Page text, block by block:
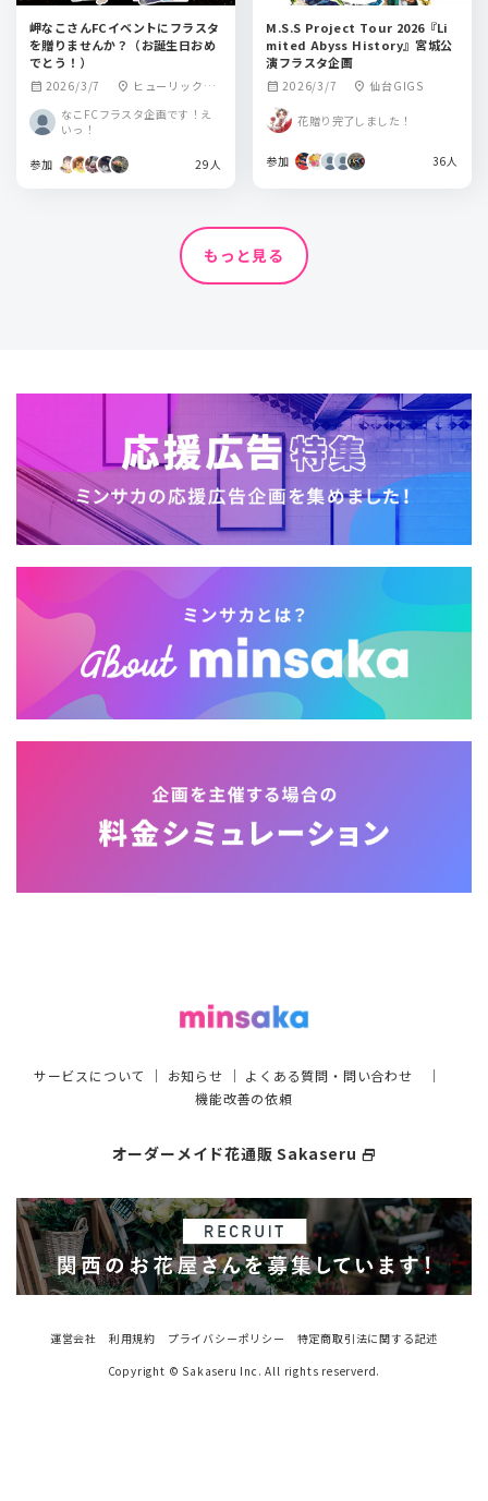
岬なこさんFCイベントにフラスタ
を贈りませんか？（お誕生日おめ
でとう！）
calendar_month 2026/3/7 location_on ヒューリックホ
ール東京
なこFCフラスタ企画です！え
いっ！
参加 29人
M.S.S Project Tour 2026『Li
mited Abyss History』宮城公
演フラスタ企画
calendar_month 2026/3/7 location_on 仙台GIGS
花贈り完了しました！
参加 36人
もっと見る
サービスについて ｜ お知らせ ｜ よくある質問・問い合わせ ｜
機能改善の依頼
オーダーメイド花通販 Sakaseru select_window
運営会社 利用規約 プライバシーポリシー
特定商取引法に関する記述
Copyright © Sakaseru Inc. All rights reserverd.